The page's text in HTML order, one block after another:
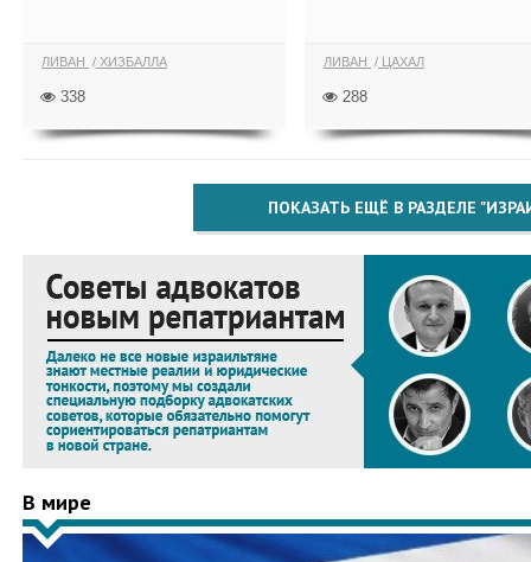
ЛИВАН ХИЗБАЛЛА
338
ЛИВАН ЦАХАЛ
288
ПОКАЗАТЬ ЕЩЁ В РАЗДЕЛЕ
В мире